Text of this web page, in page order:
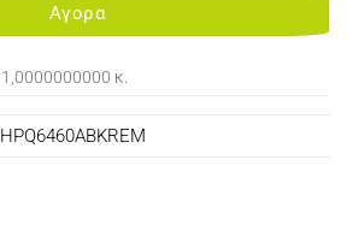
Αγορα
1,0000000000 κ.
HPQ6460ABKREM